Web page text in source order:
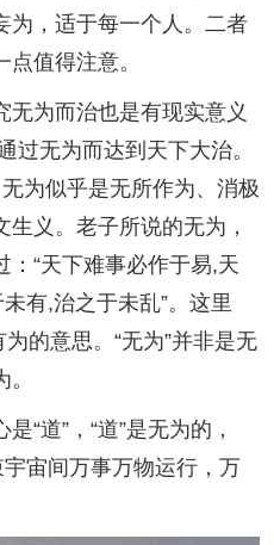
为，适于每一个人。二者
值得注意。
为而治也是有现实意义
过无为而达到天下大治。
为似乎是无所作为、消极
义。老子所说的无为，
：“天下难事必作于易,天
有,治之于未乱”。这里
为的意思。“无为”并非是无
“道”，“道”是无为的，
宙间万事万物运行，万